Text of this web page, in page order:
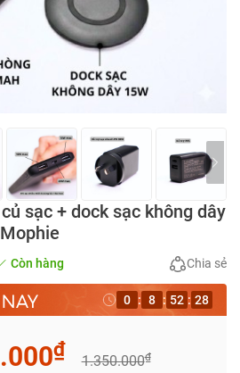
sạc + dock sạc không dây
Còn hàng Chia sẻ
0 : 8 : 52 : 27
₫
1.350.000₫